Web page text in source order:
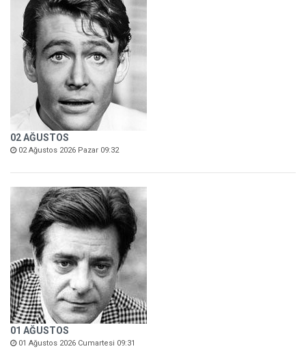
02 AĞUSTOS
02 Ağustos 2026 Pazar 09:32
01 AĞUSTOS
01 Ağustos 2026 Cumartesi 09:31